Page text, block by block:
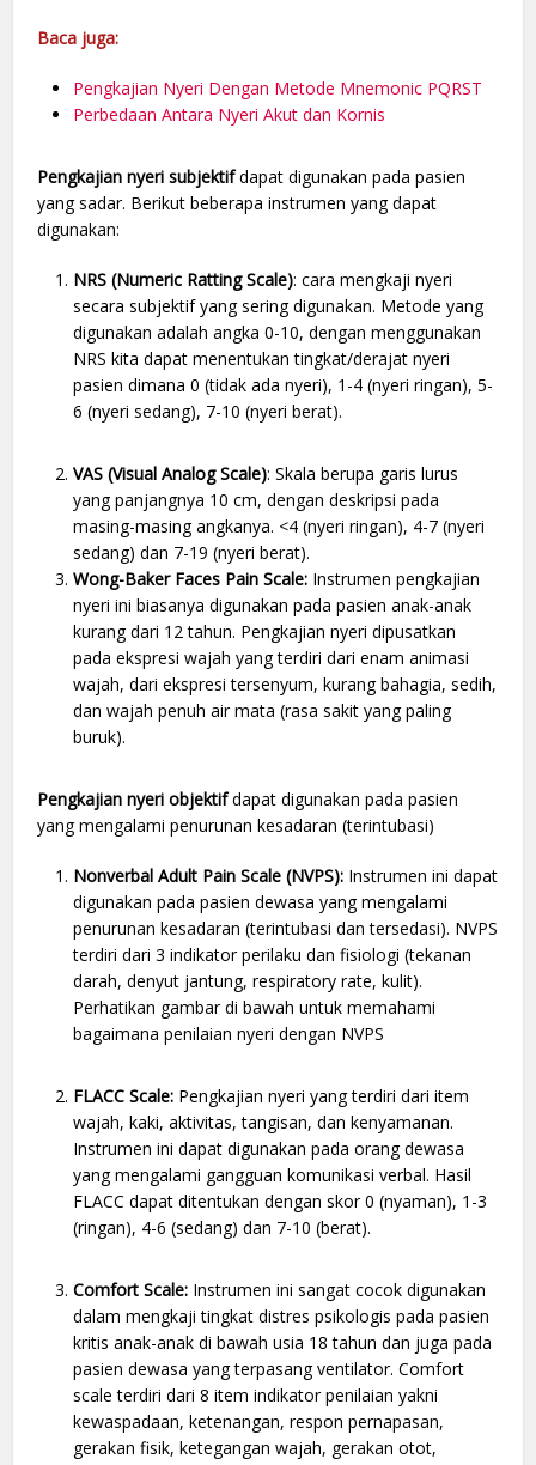
Baca juga:
Pengkajian Nyeri Dengan Metode Mnemonic PQRST
Perbedaan Antara Nyeri Akut dan Kornis
Pengkajian nyeri subjektifdapat digunakan pada pasien
yang sadar. Berikut beberapa instrumen yang dapat
digunakan:
NRS (Numeric Ratting Scale): cara mengkaji nyeri
secara subjektif yang sering digunakan. Metode yang
digunakan adalah angka 0-10, dengan menggunakan
NRS kita dapat menentukan tingkat/derajat nyeri
pasien dimana 0 (tidak ada nyeri), 1-4 (nyeri ringan), 5-
6 (nyeri sedang), 7-10 (nyeri berat).
VAS (Visual Analog Scale): Skala berupa garis lurus
yang panjangnya 10 cm, dengan deskripsi pada
masing-masing angkanya. <4 (nyeri ringan), 4-7 (nyeri
sedang) dan 7-19 (nyeri berat).
Wong-Baker Faces Pain Scale: Instrumen pengkajian
nyeri ini biasanya digunakan pada pasien anak-anak
kurang dari 12 tahun. Pengkajian nyeri dipusatkan
pada ekspresi wajah yang terdiri dari enam animasi
wajah, dari ekspresi tersenyum, kurang bahagia, sedih,
dan wajah penuh air mata (rasa sakit yang paling
buruk).
Pengkajian nyeri objektifdapat digunakan pada pasien
yang mengalami penurunan kesadaran (terintubasi)
Nonverbal Adult Pain Scale (NVPS): Instrumen ini dapat
digunakan pada pasien dewasa yang mengalami
penurunan kesadaran (terintubasi dan tersedasi). NVPS
terdiri dari 3 indikator perilaku dan fisiologi (tekanan
darah, denyut jantung, respiratory rate, kulit).
Perhatikan gambar di bawah untuk memahami
bagaimana penilaian nyeri dengan NVPS
FLACC Scale: Pengkajian nyeri yang terdiri dari item
wajah, kaki, aktivitas, tangisan, dan kenyamanan.
Instrumen ini dapat digunakan pada orang dewasa
yang mengalami gangguan komunikasi verbal. Hasil
FLACC dapat ditentukan dengan skor 0 (nyaman), 1-3
(ringan), 4-6 (sedang) dan 7-10 (berat).
Comfort Scale: Instrumen ini sangat cocok digunakan
dalam mengkaji tingkat distres psikologis pada pasien
kritis anak-anak di bawah usia 18 tahun dan juga pada
pasien dewasa yang terpasang ventilator. Comfort
scale terdiri dari 8 item indikator penilaian yakni
kewaspadaan, ketenangan, respon pernapasan,
gerakan fisik, ketegangan wajah, gerakan otot,